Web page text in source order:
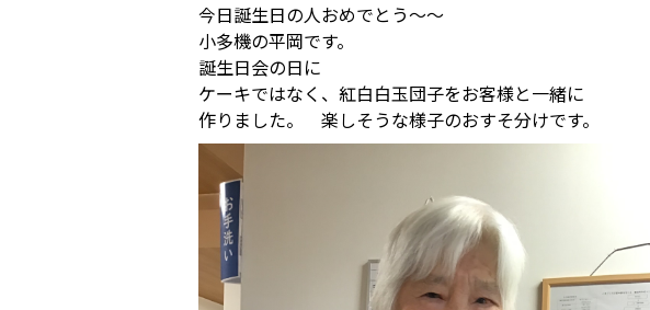
今日誕生日の人おめでとう～～
小多機の平岡です。
誕生日会の日に
ケーキではなく、紅白白玉団子をお客様と一緒に
作りました。 楽しそうな様子のおすそ分けです。